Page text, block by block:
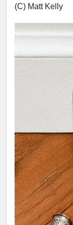
(C) Matt Kelly